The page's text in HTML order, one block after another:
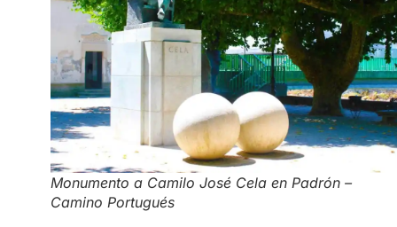
Monumento a Camilo José Cela en Padrón –
Camino Portugués